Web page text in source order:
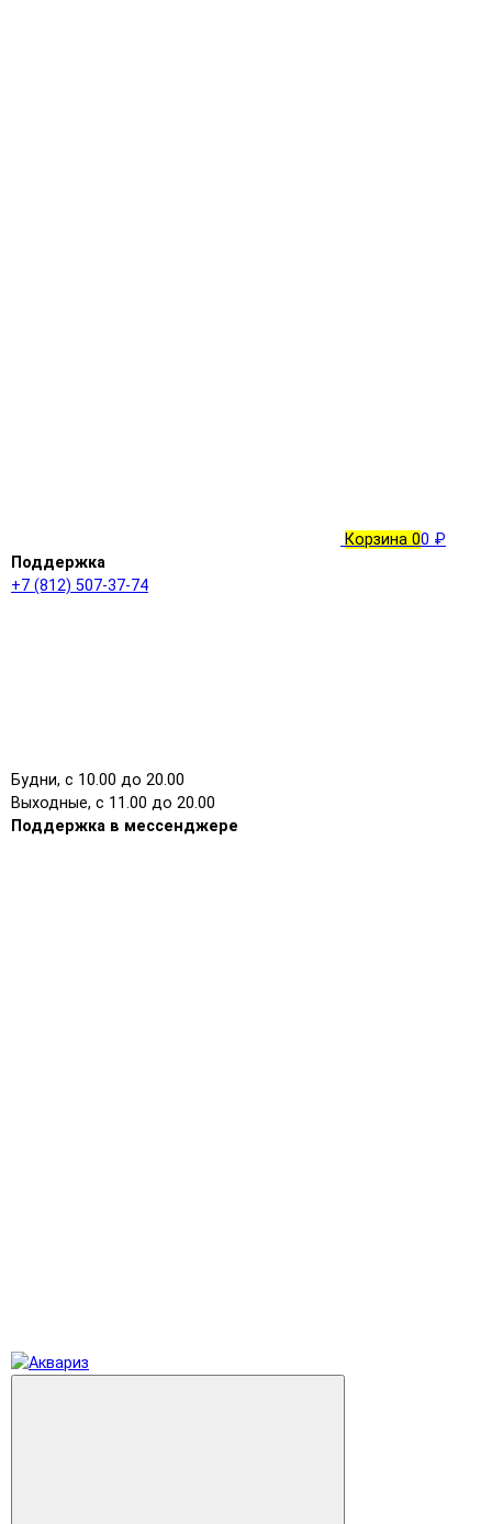
Корзина 00 ₽
Поддержка
+7 (812) 507-37-74
Будни, с 10.00 до 20.00
Выходные, с 11.00 до 20.00
Поддержка в мессенджере